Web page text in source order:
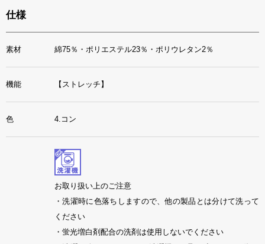
仕様
素材 綿75％・ポリエステル23％・ポリウレタン2％
機能 【ストレッチ】
色 4.コン
お取り扱い上のご注意
・洗濯時に色落ちしますので、他の製品とは分けて洗って
ください
・蛍光増白剤配合の洗剤は使用しないでください